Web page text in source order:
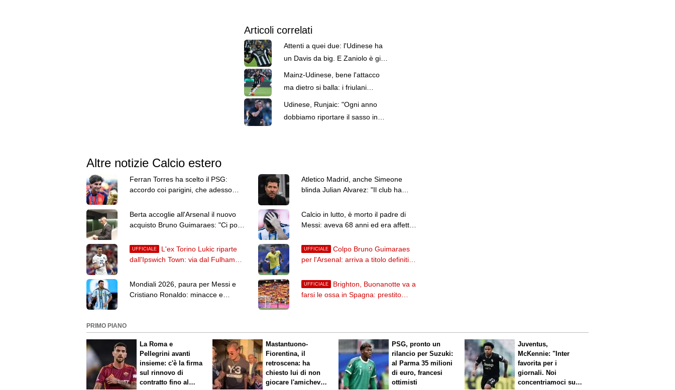
Articoli correlati
Attenti a quei due: l'Udinese ha
un Davis da big. E Zaniolo è già
ritrovato
Mainz-Udinese, bene l'attacco
ma dietro si balla: i friulani
pareggiano 3-3 con Davis e
Zaniolo
Udinese, Runjaic: "Ogni anno
dobbiamo riportare il sasso in
Altre notizie Calcio estero
Ferran Torres ha scelto il PSG:
accordo coi parigini, che adesso
Atletico Madrid, anche Simeone
blinda Julian Alvarez: "Il club ha
Berta accoglie all'Arsenal il nuovo
acquisto Bruno Guimaraes: "Ci porta
Calcio in lutto, è morto il padre di
Messi: aveva 68 anni ed era affetto
UFFICIALE
L'ex Torino Lukic riparte
dall'Ipswich Town: via dal Fulham
UFFICIALE
Colpo Bruno Guimaraes
per l'Arsenal: arriva a titolo definitivo
Mondiali 2026, paura per Messi e
Cristiano Ronaldo: minacce e
UFFICIALE
Brighton, Buonanotte va a
farsi le ossa in Spagna: prestito
PRIMO PIANO
La Roma e
Pellegrini avanti
insieme: c'è la firma
sul rinnovo di
contratto fino al
Mastantuono-
Fiorentina, il
retroscena: ha
chiesto lui di non
giocare l'amichevole
PSG, pronto un
rilancio per Suzuki:
al Parma 35 milioni
di euro, francesi
ottimisti
Juventus,
McKennie: "Inter
favorita per i
giornali. Noi
concentriamoci sul